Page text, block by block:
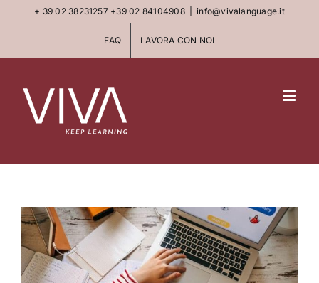
+ 39 02 38231257 +39 02 84104908 info@vivalanguage.it
FAQ LAVORA CON NOI
View
Larger
Image